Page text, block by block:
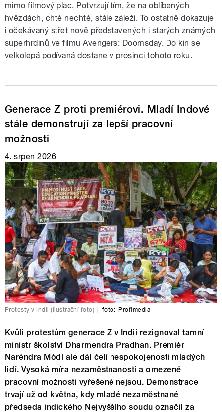
mimo filmový plac. Potvrzují tím, že na oblíbených
hvězdách, chtě nechtě, stále záleží. To ostatně dokazuje
i očekávaný střet nově představených i starých známých
superhrdinů ve filmu Avengers: Doomsday. Do kin se
velkolepá podívaná dostane v prosinci tohoto roku.
Generace Z proti premiérovi. Mladí Indové
stále demonstrují za lepší pracovní
možnosti
4. srpen 2026
Protesty v Indii (ilustrační foto) foto: Profimedia
Kvůli protestům generace Z v Indii rezignoval tamní
ministr školství Dharmendra Pradhan. Premiér
Naréndra Módí ale dál čelí nespokojenosti mladých
lidí. Vysoká míra nezaměstnanosti a omezené
pracovní možnosti vyřešené nejsou. Demonstrace
trvají už od května, kdy mladé nezaměstnané
předseda indického Nejvyššího soudu označil za